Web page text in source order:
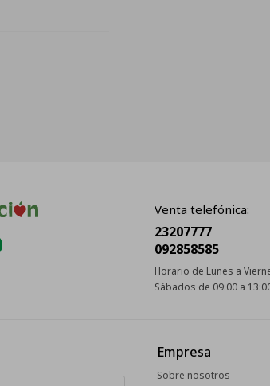
Venta telefónica:
23207777
092858585
Horario de Lunes a
Sábados de 09:00 a
Empresa
Sobre nosotros